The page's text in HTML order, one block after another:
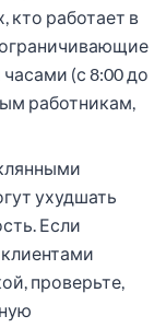
кто работает в
(с 8:00 до
работникам,
ухудшать
Если
проверьте,